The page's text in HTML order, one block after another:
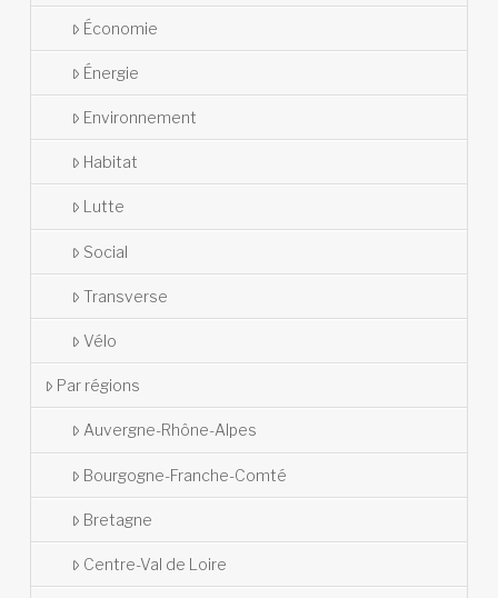
Économie
Énergie
Environnement
Habitat
Lutte
Social
Transverse
Vélo
Par régions
Auvergne-Rhône-Alpes
Bourgogne-Franche-Comté
Bretagne
Centre-Val de Loire